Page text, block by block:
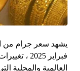
فبراير
العالمية والمحلية